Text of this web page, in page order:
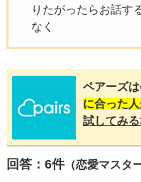
りたがったらお話す
なく
ペアーズ
に合った
試してみ
回答： 6件（恋愛マスタ